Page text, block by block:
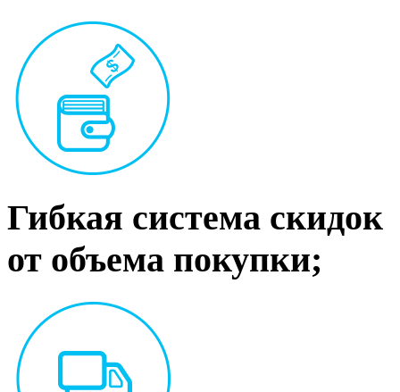
Гибкая система скидок
от объема покупки;